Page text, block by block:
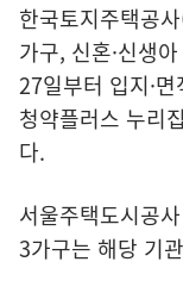
한국토지주택공
가구, 신혼·신생
27일부터 입지·
청약플러스 누리
다.
서울주택도시공
3가구는 해당 기